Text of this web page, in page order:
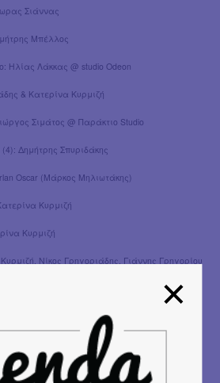
Σιάννας
Μπέλλος
Λάκκας @ studio Odeon
& Κατερίνα Κυρμιζή
Σιμάτος @ Παράκτιο Studio
Δημήτρης Σπυριδάκης
Oscar (Μάρκος Μηλιωτάκης)
Κυρμιζή
Κυρμιζή
Νίκος Γρηγοριάδης, Γιάννης Γρηγορίου
Νίκος Γρηγοριάδης
Νίκος Γρηγοριάδης
Λάκκας
studio Decibel